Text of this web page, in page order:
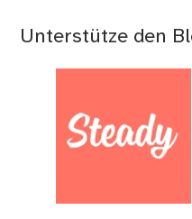
Unterstütze den